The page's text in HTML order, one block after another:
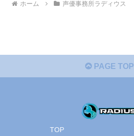
ホーム 声優事務所ラディウス
PAGE TOP
TOP